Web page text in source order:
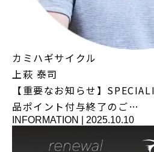
カミハギサイクル
上萩 泰司
【重要なお知らせ】
品ポイント付与終了のご…
INFORMATION 2025.10.10